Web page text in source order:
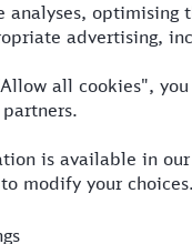
4:09